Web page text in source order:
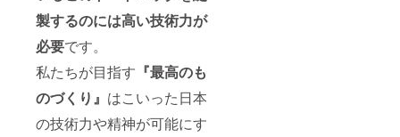
製するのには高い技術力が
必要です。
私たちが目指す 『最高のも
のづくり』 はこいった日本
の技術力や精神が可能にす